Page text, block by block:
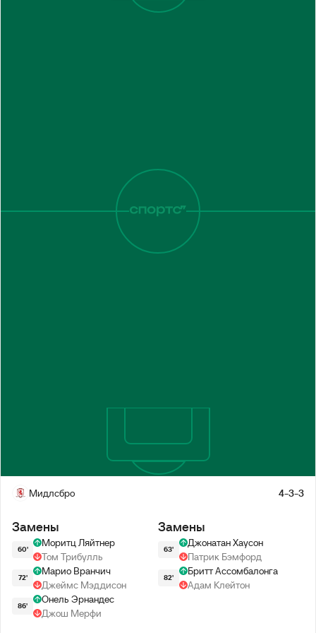
Мидлсбро 4-3-3
Замены
60'
Моритц Ляйтнер
Том Трибулль
72'
Марио Вранчич
Джеймс Мэддисон
86'
Онель Эрнандес
Джош Мерфи
Замены
63'
Джонатан Хаусон
Патрик Бэмфорд
82'
Бритт Ассомбалонга
Адам Клейтон